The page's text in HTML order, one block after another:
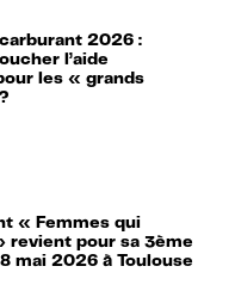
2026 :
l’aide
les « grands
« Femmes qui
revient pour sa 3ème
mai 2026 à Toulouse